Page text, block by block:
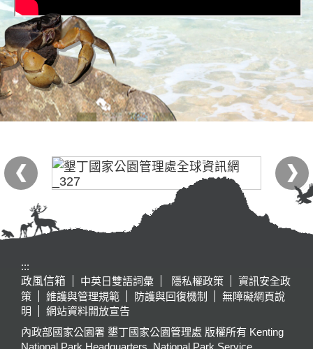
:::
政風信箱
中英日雙語詞彙 隱私權政策
資訊安全政
策
維護與管理規範 防護與回復機制
無障礙網頁說
明
網站資料開放宣告
內政部國家公園署 墾丁國家公園管理處 版權所有 Kenting
National Park Headquarters, National Park Service,